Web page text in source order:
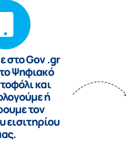
στο Gov .gr
Ψηφιακό
και
ή
τον
εισιτηρίου